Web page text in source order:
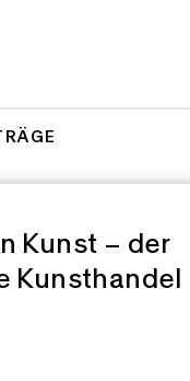
Kunst – der
Kunsthandel